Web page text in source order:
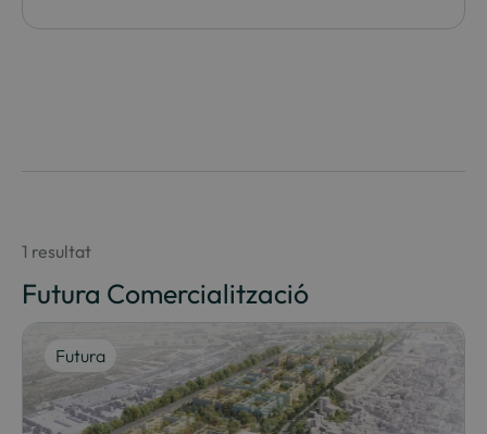
1 resultat
Futura Comercialització
Futura